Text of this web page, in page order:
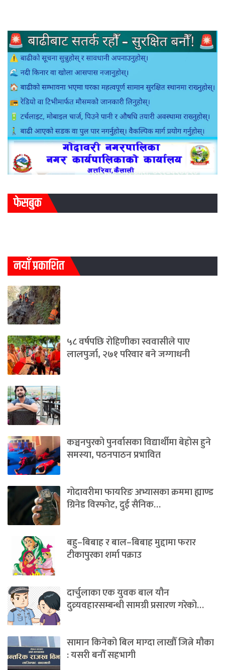
फेसबुक
नयाँ प्रकाशित
५८ वर्षपछि रोहिणीका स्ववासीले पाए
लालपुर्जा, २७१ परिवार बने जग्गाधनी
कञ्चनपुरको पुनर्वासका विद्यार्थीमा बेहोस हुने
समस्या, पठनपाठन प्रभावित
गोदावरीमा फायरिङ अभ्यासका क्रममा ह्याण्ड
ग्रिनेड विस्फोट, दुई सैनिक…
बहु–बिबाह र बाल–बिबाह मुद्दामा फरार
टीकापुरका शर्मा पक्राउ
दार्चुलाका एक युवक बाल यौन
दुव्र्यवहारसम्बन्धी सामग्री प्रसारण गरेको…
सामान किनेको बिल माग्दा लाखौँ जित्ने मौका
: यसरी बनौँ सहभागी